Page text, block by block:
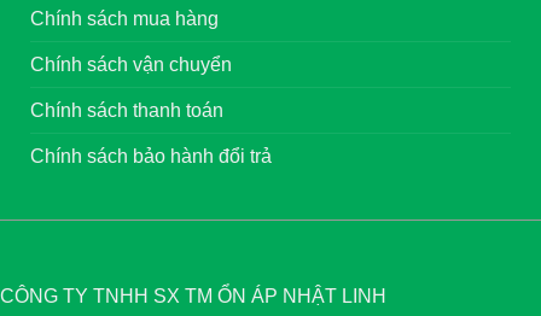
Chính sách mua hàng
Chính sách vận chuyển
Chính sách thanh toán
Chính sách bảo hành đổi trả
CÔNG TY TNHH SX TM ỔN ÁP NHẬT LINH